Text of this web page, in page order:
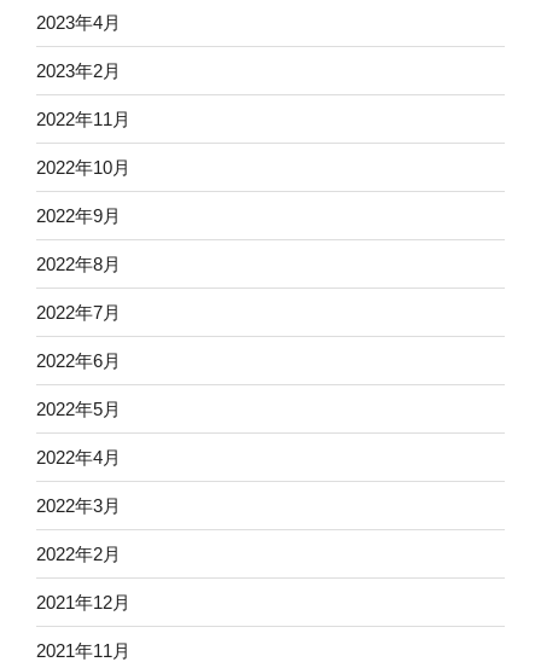
2023年4月
2023年2月
2022年11月
2022年10月
2022年9月
2022年8月
2022年7月
2022年6月
2022年5月
2022年4月
2022年3月
2022年2月
2021年12月
2021年11月